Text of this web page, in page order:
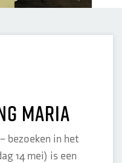
maria
bezoeken in het
14 mei) is een